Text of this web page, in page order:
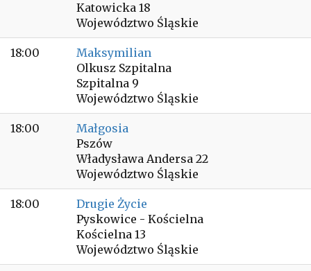
Katowicka 18
Województwo Śląskie
18:00
Maksymilian
Olkusz Szpitalna
Szpitalna 9
Województwo Śląskie
18:00
Małgosia
Pszów
Władysława Andersa 22
Województwo Śląskie
18:00
Drugie Życie
Pyskowice - Kościelna
Kościelna 13
Województwo Śląskie